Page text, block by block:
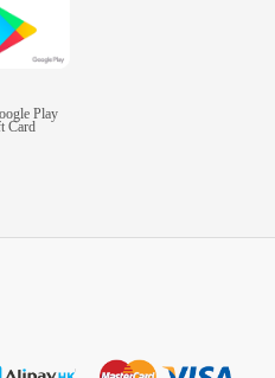
鬥技場」等，將於本作華麗
！
金段位前進吧！
木彩花/佳村遙/榎木淳彌/小
/市之瀨加那/石上裕一/中村
麻里奈/鬼頭明里/神尾晋一
Play
Card